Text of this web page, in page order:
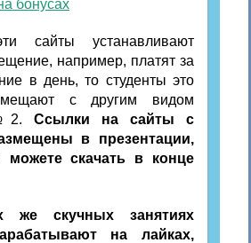
сайты устанавливают
например, платят за
в день, то студенты это
с другим видом
Ссылки на сайты с
в презентации,
скачать в конце
скучных занятиях
на лайках,